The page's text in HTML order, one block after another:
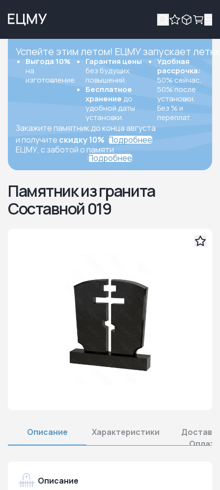
Успейте этим летом! ЕЦМУ запускает
Выгода 10%
на
изготовление.
Гарантия цены
без будущих
повышений.
Бесплатное
хранение до
удобной даты
установки.
Удобная
рассрочка:
50% сейчас,
50% после
установки.
Без % и
переплат.
Закажите памятник до конца августа
и получите скидку 10% Подробнее
ЕЦМУ, с заботой о памяти
Подробнее
Памятник из гранита
Составной 019
Описание Характеристики
Оплата
Описание